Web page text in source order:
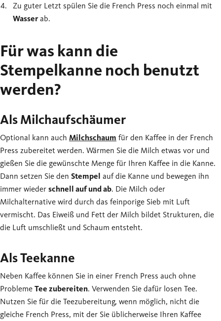
Zu guter Letzt spülen Sie die French Press noch einmal mit
Wasserab.
Für was kann die
Stempelkanne noch benutzt
werden?
Als Milchaufschäumer
Optional kann auch Milchschaum für den Kaffee in der French
Press zubereitet werden. Wärmen Sie die Milch etwas vor und
gießen Sie die gewünschte Menge für Ihren Kaffee in die Kanne.
Dann setzen Sie den Stempel auf die Kanne und bewegen ihn
immer wieder schnell auf und ab. Die Milch oder
Milchalternative wird durch das feinporige Sieb mit Luft
vermischt. Das Eiweiß und Fett der Milch bildet Strukturen, die
die Luft umschließt und Schaum entsteht.
Als Teekanne
Neben Kaffee können Sie in einer French Press auch ohne
Probleme Tee zubereiten. Verwenden Sie dafür losen Tee.
Nutzen Sie für die Teezubereitung, wenn möglich, nicht die
gleiche French Press, mit der Sie üblicherweise Ihren Kaffee